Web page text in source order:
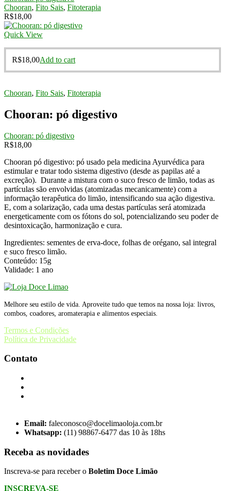
Chooran, Fito Sais, Fitoterapia
R$18,00
Quick View
R$18,00Add to cart
Chooran, Fito Sais, Fitoterapia
Chooran: pó digestivo
Chooran: pó digestivo
R$18,00
Chooran pó digestivo: pó usado pela medicina Ayurvédica para
estimular e tratar todo sistema digestivo (desde as papilas até a
excreção). Durante a mistura com o suco fresco de limão, todas as
partículas são envolvidas (atomizadas mecanicamente) com a
informação terapêutica do limão, intensificando sua ação digestiva.
E, com a solarização, cada uma destas partículas será atomizada
energeticamente com os fótons do sol, potencializando seu poder de
desintoxicação, harmonização e cura.
Ingredientes: sementes de erva-doce, folhas de orégano, sal integral
e suco fresco limão.
Conteúdo: 15g
Validade: 1 ano
Melhore seu estilo de vida. Aproveite tudo que temos na nossa loja: livros,
combos, coadores, aromaterapia e alimentos especiais.
Termos e Condições
Política de Privacidade
Contato
Email: faleconosco@docelimaoloja.com.br
Whatsapp: (11) 98867-6477 das 10 às 18hs
Receba as novidades
Inscreva-se para receber o Boletim Doce Limão
INSCREVA-SE